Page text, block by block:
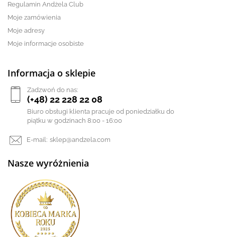
Regulamin Andżela Club
Moje zamówienia
Moje adresy
Moje informacje osobiste
Informacja o sklepie
Zadzwoń do nas:
(+48) 22 228 22 08
Biuro obsługi klienta pracuje od poniedziałku do
piątku w godzinach 8:00 - 16:00
E-mail: sklep@andzela.com
Nasze wyróżnienia